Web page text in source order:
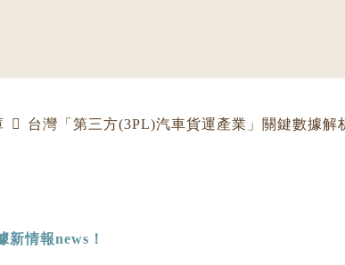
台灣「第三方(3PL)汽車貨運產業」關鍵數據解
新情報news ！